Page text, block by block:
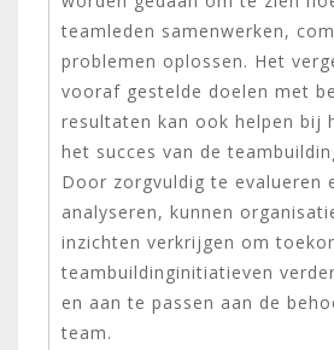
teamleden samenwerken,
problemen oplossen. Het
vooraf gestelde doelen met
resultaten kan ook helpen bij
het succes van de
Door zorgvuldig te evalueren
analyseren, kunnen
inzichten verkrijgen om
teambuildinginitiatieven
en aan te passen aan de
team.